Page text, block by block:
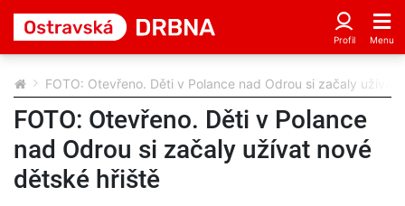
FOTO: Otevřeno. Děti v Polance nad Odrou si začaly užívat
FOTO: Otevřeno. Děti v Polance
nad Odrou si začaly užívat nové
dětské hřiště